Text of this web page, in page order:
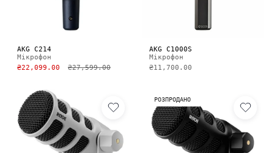
AKG C214
Мікрофон
₴22,099.00
₴27,599.00
AKG C1000S
Мікрофон
₴11,700.00
РОЗПРОДАНО